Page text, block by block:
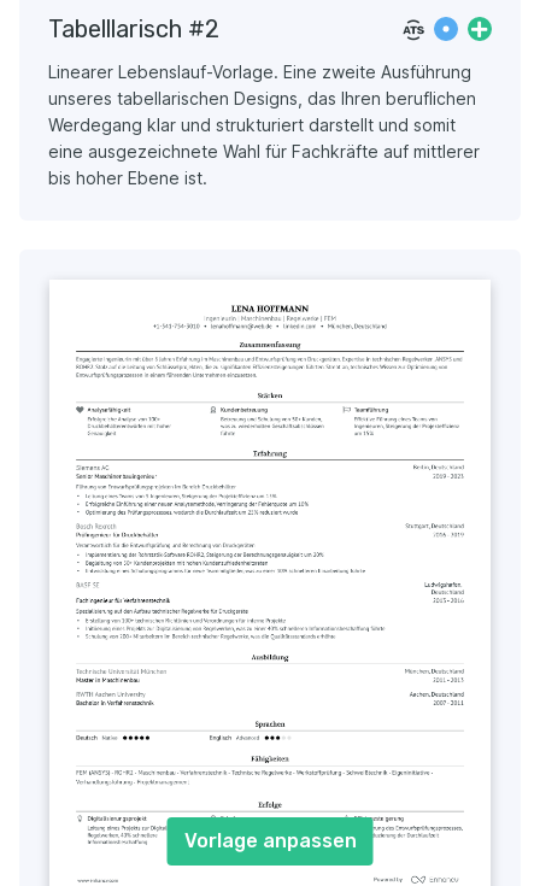
Tabelllarisch #2
Linearer Lebenslauf-Vorlage. Eine zweite Ausführung
unseres tabellarischen Designs, das Ihren beruflichen
Werdegang klar und strukturiert darstellt und somit
eine ausgezeichnete Wahl für Fachkräfte auf mittlerer
bis hoher Ebene ist.
Vorlage anpassen